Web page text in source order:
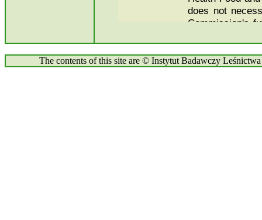
The contents of this site are © Instytut Badawczy